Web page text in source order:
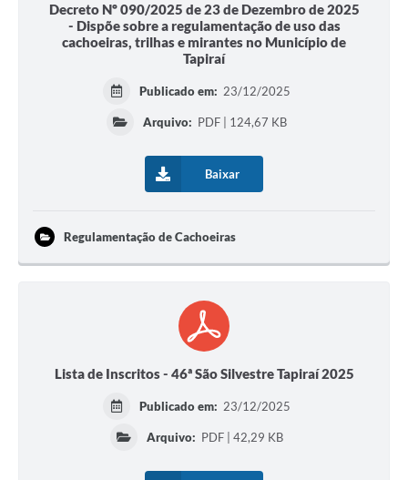
Decreto Nº 090/2025 de 23 de Dezembro de 2025
- Dispõe sobre a regulamentação de uso das
cachoeiras, trilhas e mirantes no Município de
Tapiraí
Publicado em: 23/12/2025
Arquivo: PDF | 124,67 KB
Baixar
Regulamentação de Cachoeiras
Lista de Inscritos - 46ª São Silvestre Tapiraí 2025
Publicado em: 23/12/2025
Arquivo: PDF | 42,29 KB